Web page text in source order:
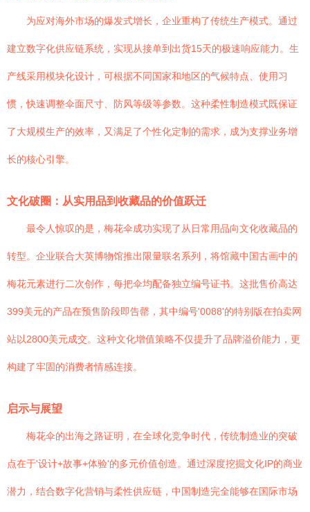
为应对海外市场的爆发式增长，企业重构了传统生产模式。通过
建立数字化供应链系统，实现从接单到出货15天的极速响应能力。生
产线采用模块化设计，可根据不同国家和地区的气候特点、使用习
惯，快速调整伞面尺寸、防风等级等参数。这种柔性制造模式既保证
了大规模生产的效率，又满足了个性化定制的需求，成为支撑业务增
长的核心引擎。
文化破圈：从实用品到收藏品的价值跃迁
最令人惊叹的是，梅花伞成功实现了从日常用品向文化收藏品的
转型。企业联合大英博物馆推出限量联名系列，将馆藏中国古画中的
梅花元素进行二次创作，每把伞均配备独立编号证书。这批售价高达
399美元的产品在预售阶段即告罄，其中编号'0088'的特别版在拍卖网
站以2800美元成交。这种文化增值策略不仅提升了品牌溢价能力，更
构建了牢固的消费者情感连接。
启示与展望
梅花伞的出海之路证明，在全球化竞争时代，传统制造业的突破
点在于'设计+故事+体验'的多元价值创造。通过深度挖掘文化IP的商业
潜力，结合数字化营销与柔性供应链，中国制造完全能够在国际市场